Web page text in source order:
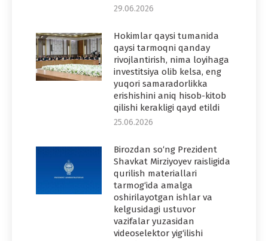
29.06.2026
Hokimlar qaysi tumanida
qaysi tarmoqni qanday
rivojlantirish, nima loyihaga
investitsiya olib kelsa, eng
yuqori samaradorlikka
erishishini aniq hisob-kitob
qilishi kerakligi qayd etildi
25.06.2026
Birozdan so‘ng Prezident
Shavkat Mirziyoyev raisligida
qurilish materiallari
tarmog‘ida amalga
oshirilayotgan ishlar va
kelgusidagi ustuvor
vazifalar yuzasidan
videoselektor yig‘ilishi